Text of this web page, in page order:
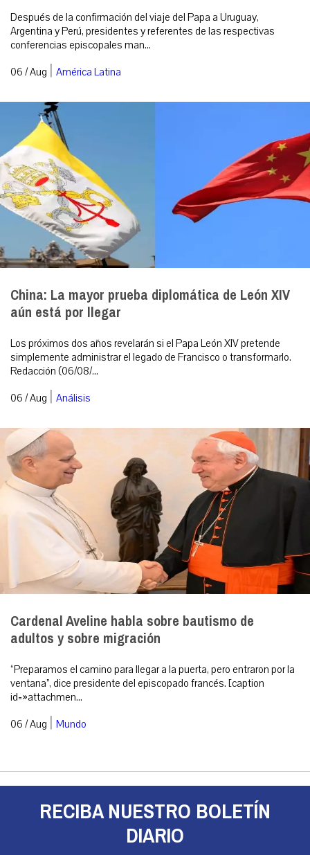
Después de la confirmación del viaje del Papa a Uruguay,
Argentina y Perú, presidentes y referentes de las respectivas
conferencias episcopales man...
06 / Aug | América Latina
China: La mayor prueba diplomática de León XIV
aún está por llegar
Los próximos dos años revelarán si el Papa León XIV pretende
simplemente administrar el legado de Francisco o transformarlo.
Redacción (06/08/...
06 / Aug | Análisis
Cardenal Aveline habla sobre bautismo de
adultos y sobre migración
“Preparamos el camino para llegar a la puerta, pero entraron por la
ventana”, dice presidente del episcopado francés. [caption
id=»attachmen...
06 / Aug | Mundo
RECIBA NUESTRO BOLETÍN
DIARIO